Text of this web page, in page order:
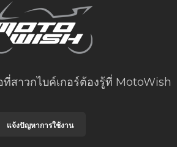
ที่สาวกไบค์เกอร์ต้องรู้ที่ MotoWish
แจ้งปัญหาการใช้งาน